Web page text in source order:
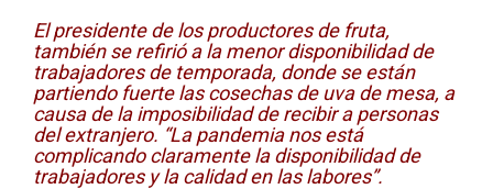
El presidente de los productores de fruta,
también se refirió a la menor disponibilidad de
trabajadores de temporada, donde se están
partiendo fuerte las cosechas de uva de mesa, a
causa de la imposibilidad de recibir a personas
del extranjero. “La pandemia nos está
complicando claramente la disponibilidad de
trabajadores y la calidad en las labores”.